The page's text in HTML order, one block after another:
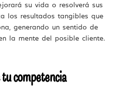
su vida o resolverá sus
los resultados tangibles que
generando un sentido de
la mente del posible cliente.
competencia